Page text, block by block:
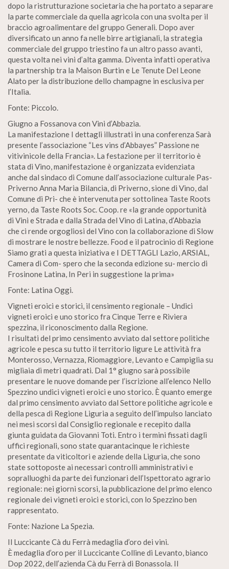
dopo la ristrutturazione societaria che ha portato a separare
la parte commerciale da quella agricola con una svolta per il
braccio agroalimentare del gruppo Generali. Dopo aver
diversificato un anno fa nelle birre artigianali, la strategia
commerciale del gruppo triestino fa un altro passo avanti,
questa volta nei vini d’alta gamma. Diventa infatti operativa
la partnership tra la Maison Burtin e Le Tenute Del Leone
Alato per la distribuzione dello champagne in esclusiva per
l’Italia.
Fonte: Piccolo.
Giugno a Fossanova con Vini d’Abbazia.
La manifestazione I dettagli illustrati in una conferenza Sarà
presente l’associazione “Les vins d’Abbayes” Passione ne
vitivinicole della Francia». La festazione per il territorio è
stata di Vino, manifestazione è organizzata evidenziata
anche dal sindaco di Comune dall’associazione culturale Pas-
Priverno Anna Maria Bilancia, di Priverno, sione di Vino, dal
Comune di Pri- che è intervenuta per sottolinea Taste Roots
yerno, da Taste Roots Soc. Coop. re «la grande opportunità
di Vini e Strada e dalla Strada del Vino di Latina, d’Abbazia
che ci rende orgogliosi del Vino con la collaborazione di Slow
di mostrare le nostre bellezze. Food e il patrocinio di Regione
Siamo grati a questa iniziativa e I DETTAGLI Lazio, ARSIAL,
Camera di Com- spero che la seconda edizione su- mercio di
Frosinone Latina, In Peri in suggestione la prima»
Fonte: Latina Oggi.
Vigneti eroici e storici, il censimento regionale – Undici
vigneti eroici e uno storico fra Cinque Terre e Riviera
spezzina, il riconoscimento dalla Regione.
I risultati del primo censimento avviato dal settore politiche
agricole e pesca su tutto il territorio ligure Le attività fra
Monterosso, Vernazza, Riomaggiore, Levanto e Campiglia su
migliaia di metri quadrati. Dal 1° giugno sarà possibile
presentare le nuove domande per l’iscrizione all’elenco Nello
Spezzino undici vigneti eroici e uno storico. È quanto emerge
dal primo censimento avviato dal Settore politiche agricole e
della pesca di Regione Liguria a seguito dell’impulso lanciato
nei mesi scorsi dal Consiglio regionale e recepito dalla
giunta guidata da Giovanni Toti. Entro i termini fissati dagli
uffici regionali, sono state quarantacinque le richieste
presentate da viticoltori e aziende della Liguria, che sono
state sottoposte ai necessari controlli amministrativi e
sopralluoghi da parte dei funzionari dell’Ispettorato agrario
regionale: nei giorni scorsi, la pubblicazione del primo elenco
regionale dei vigneti eroici e storici, con lo Spezzino ben
rappresentato.
Fonte: Nazione La Spezia.
Il Luccicante Cà du Ferrà medaglia d’oro dei vini.
È medaglia d’oro per il Luccicante Colline di Levanto, bianco
Dop 2022, dell’azienda Cà du Ferrà di Bonassola. Il